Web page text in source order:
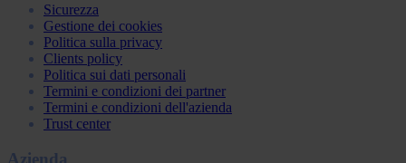
Sicurezza
Gestione dei cookies
Politica sulla privacy
Clients policy
Politica sui dati personali
Termini e condizioni dei partner
Termini e condizioni dell'azienda
Trust center
Azienda